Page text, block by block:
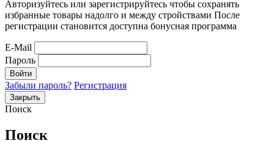
Авторизуйтесь или зарегистрируйтесь чтобы сохранять
избранные товары надолго и между стройствами После
регистрации становится доступна бонусная программа
E-Mail
Пароль
Войти
Забыли пароль? Регистрация
Закрыть
Поиск
Поиск